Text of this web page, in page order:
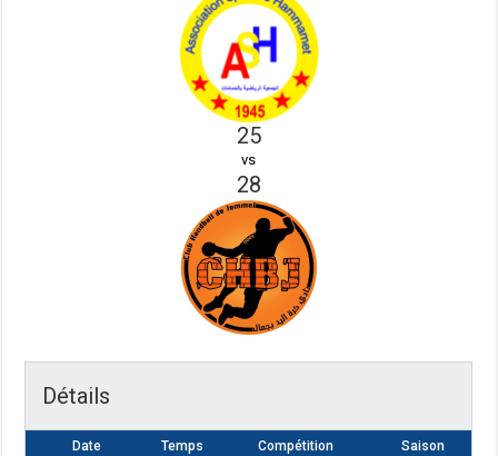
25
vs
28
Détails
Date Temps Compétition Saison